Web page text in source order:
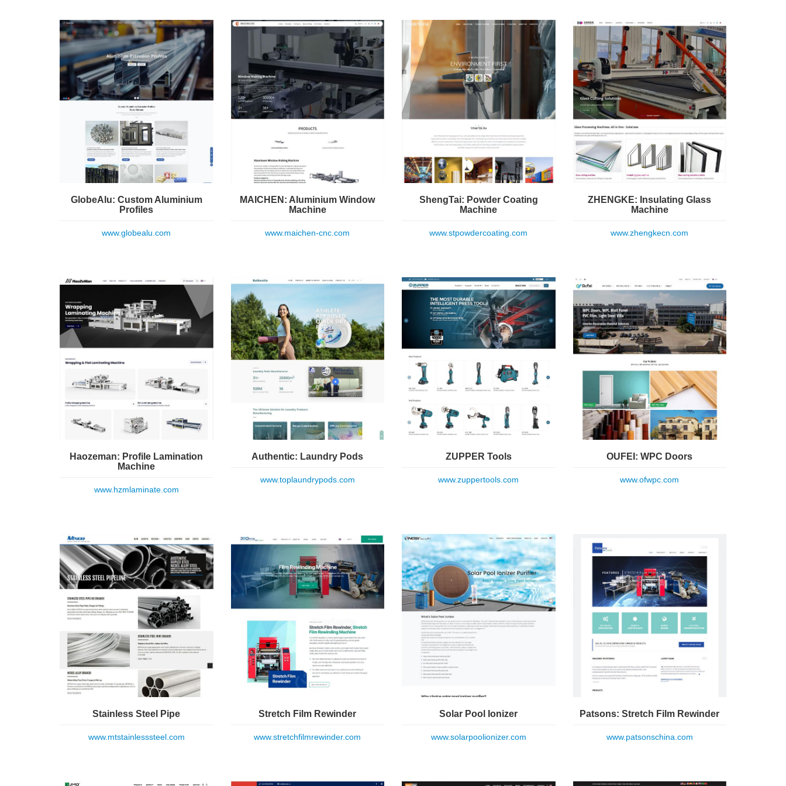
GlobeAlu: Custom Aluminium
Profiles
www.globealu.com
MAICHEN: Aluminium Window
Machine
www.maichen-cnc.com
ShengTai: Powder Coating
Machine
www.stpowdercoating.com
ZHENGKE: Insulating Glass
Machine
www.zhengkecn.com
Haozeman: Profile Lamination
Machine
www.hzmlaminate.com
Authentic: Laundry Pods
www.toplaundrypods.com
ZUPPER Tools
www.zuppertools.com
OUFEI: WPC Doors
www.ofwpc.com
Stainless Steel Pipe
www.mtstainlesssteel.com
Stretch Film Rewinder
www.stretchfilmrewinder.com
Solar Pool Ionizer
www.solarpoolionizer.com
Patsons: Stretch Film Rewinder
www.patsonschina.com